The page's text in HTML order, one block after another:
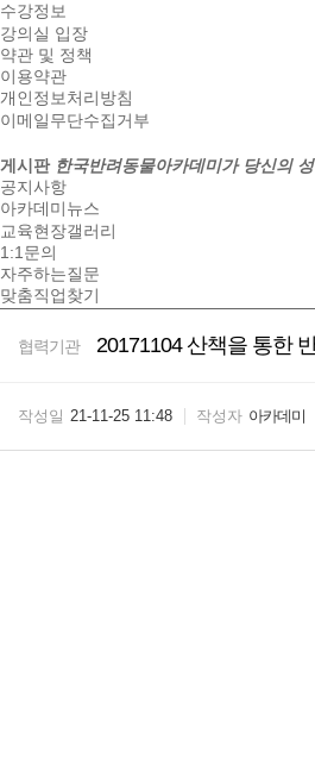
수강정보
강의실 입장
약관 및 정책
이용약관
개인정보처리방침
이메일무단수집거부
게시판 한국반려동물아카데미가 당신의
공지사항
아카데미뉴스
교육현장갤러리
1:1문의
자주하는질문
맞춤직업찾기
협력기관 20171104 산책을 통한
작성일 21-11-25 11:48 작성자 아카데미